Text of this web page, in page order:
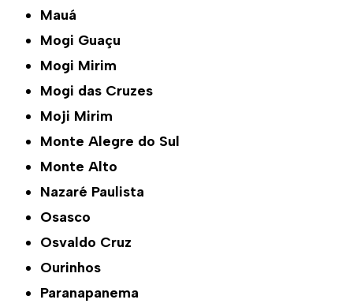
Mauá
Mogi Guaçu
Mogi Mirim
Mogi das Cruzes
Moji Mirim
Monte Alegre do Sul
Monte Alto
Nazaré Paulista
Osasco
Osvaldo Cruz
Ourinhos
Paranapanema